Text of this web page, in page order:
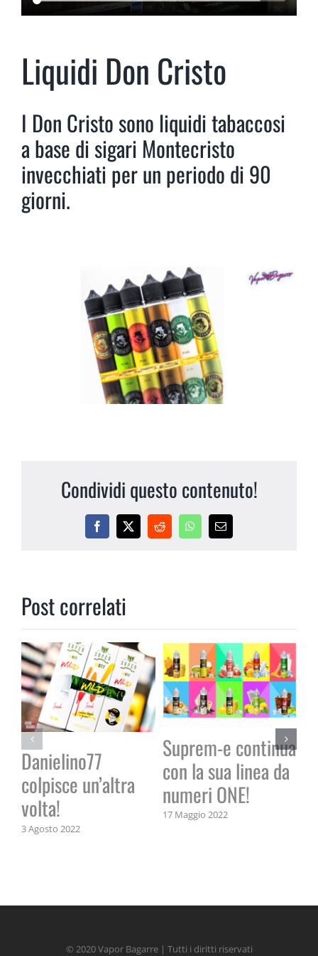
Liquidi Don Cristo
I Don Cristo sono liquidi tabaccosi
a base di sigari Montecristo
invecchiati per un periodo di 90
giorni.
Condividi questo contenuto!
Facebook
X RedditWhatsApp
Email
Post correlati
Danielino77
colpisce un’altra
volta!
3 Agosto 2022
Suprem-e continua
con la sua linea da
numeri ONE!
17 Maggio 2022
© 2020 Vapor Bagarre | Tutti i diritti riservati